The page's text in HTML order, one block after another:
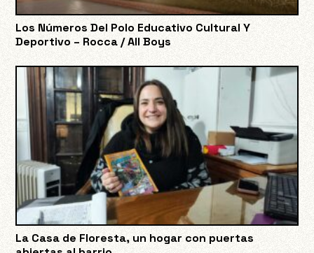
Los Números Del Polo Educativo Cultural Y
Deportivo – Rocca / All Boys
La Casa de Floresta, un hogar con puertas